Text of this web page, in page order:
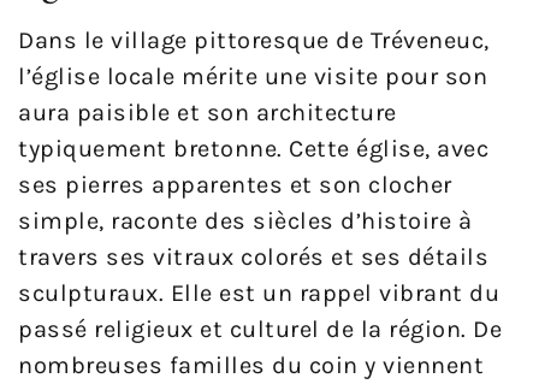
Dans le village pittoresque de Tréveneuc,
l’église locale mérite une visite pour son
aura paisible et son architecture
typiquement bretonne. Cette église, avec
ses pierres apparentes et son clocher
simple, raconte des siècles d’histoire à
travers ses vitraux colorés et ses détails
sculpturaux. Elle est un rappel vibrant du
passé religieux et culturel de la région. De
nombreuses familles du coin y viennent